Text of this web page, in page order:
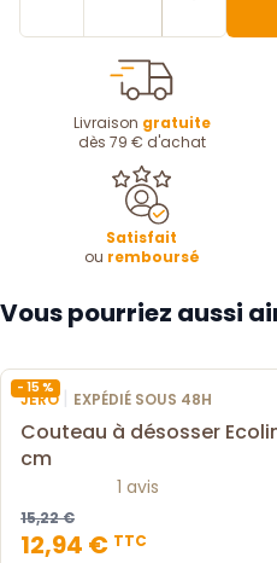
Livraison gratuite
dès 79 € d'achat
Satisfait
ou remboursé
Vous pourriez aussi
- 15 %
JERO | EXPÉDIÉ SOUS 48H
Couteau à désosser
cm
1 avis
15,22 €
12,94 € TTC